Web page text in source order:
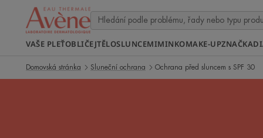
VAŠE PLEŤOBLIČEJTĚLOSLUNCEMIMINKOMAKE-UPZNAČKA
Domovská stránka Sluneční ochrana Ochrana před sluncem s SPF 30